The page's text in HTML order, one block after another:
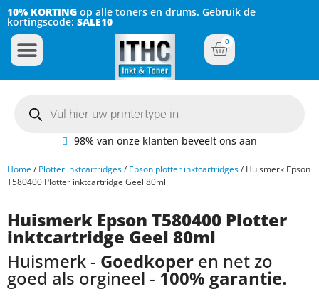
10% KORTING op alle toners en drums. Gebruik de
kortingscode: SALE10
0
98% van onze klanten beveelt ons aan
Home/ Plotter inktcartridges/ Epson plotter inktcartridges/ Huismerk Epson
T580400 Plotter inktcartridge Geel 80ml
Huismerk Epson T580400 Plotter
inktcartridge Geel 80ml
Huismerk - Goedkoper en net zo
goed als orgineel - 100% garantie.